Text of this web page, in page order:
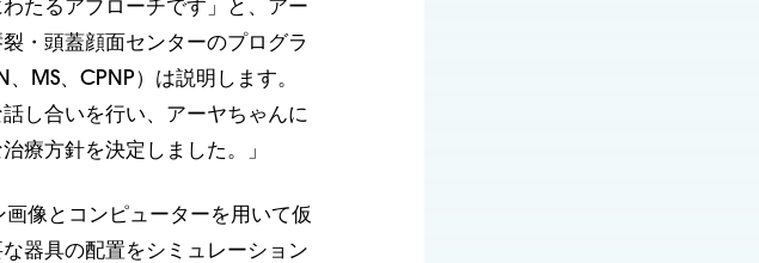
たるアプローチです」と、アー
・頭蓋顔面センターのプログラ
MS、CPNP）は説明します。
し合いを行い、アーヤちゃんに
療方針を決定しました。」
像とコンピューターを用いて仮
器具の配置をシミュレーション